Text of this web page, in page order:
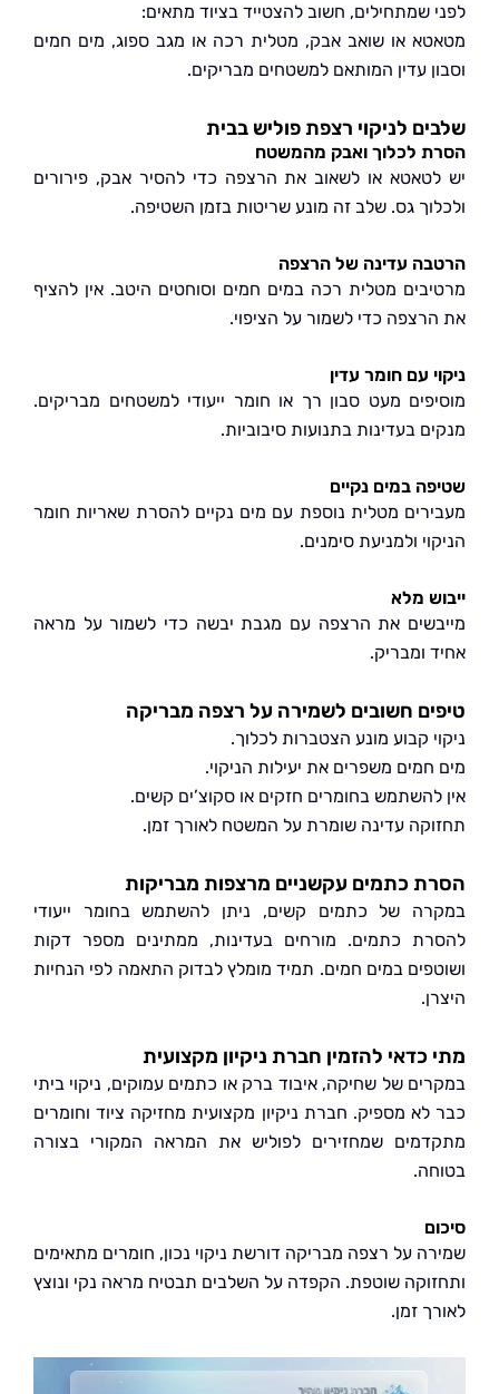
שמתחילים, חשוב להצטייד בציוד מתאים:
או שואב אבק, מטלית רכה או מגב ספוג, מים חמים
עדין המותאם למשטחים מבריקים.
לניקוי רצפת פוליש בבית
לכלוך ואבק מהמשטח
או לשאוב את הרצפה כדי להסיר אבק, פירורים
גס. שלב זה מונע שריטות בזמן השטיפה.
עדינה של הרצפה
מטלית רכה במים חמים וסוחטים היטב. אין להציף
כדי לשמור על הציפוי.
עם חומר עדין
מעט סבון רך או חומר ייעודי למשטחים מבריקים.
בעדינות בתנועות סיבוביות.
במים נקיים
מטלית נוספת עם מים נקיים להסרת שאריות חומר
ולמניעת סימנים.
מלא
את הרצפה עם מגבת יבשה כדי לשמור על מראה
ומבריק.
חשובים לשמירה על רצפה מבריקה
קבוע מונע הצטברות לכלוך.
משפרים את יעילות הניקוי.
בחומרים חזקים או סקוצ’ים קשים.
עדינה שומרת על המשטח לאורך זמן.
כתמים עקשניים מרצפות מבריקות
של כתמים קשים, ניתן להשתמש בחומר ייעודי
כתמים. מורחים בעדינות, ממתינים מספר דקות
במים חמים. תמיד מומלץ לבדוק התאמה לפי הנחיות
להזמין חברת ניקיון מקצועית
של שחיקה, איבוד ברק או כתמים עמוקים, ניקוי ביתי
מספיק. חברת ניקיון מקצועית מחזיקה ציוד וחומרים
שמחזירים לפוליש את המראה המקורי בצורה
על רצפה מבריקה דורשת ניקוי נכון, חומרים מתאימים
שוטפת. הקפדה על השלבים תבטיח מראה נקי ונוצץ
זמן.